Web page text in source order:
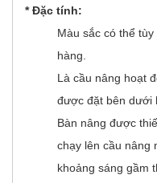
*Đặc tính:
Màu sắc có thể
hàng.
Là cầu nâng hoạt
được đặt bên dưới
Bàn nâng được
chạy lên cầu nâng
khoảng sáng gầm